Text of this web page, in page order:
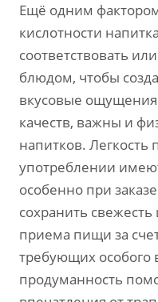
Ещё одним
кислотности
соответствовать
блюдом, чтобы
вкусовые
качеств, важны и
напитков. Легкость
употреблении
особенно при
сохранить
приема пищи за
требующих особого
продуманность